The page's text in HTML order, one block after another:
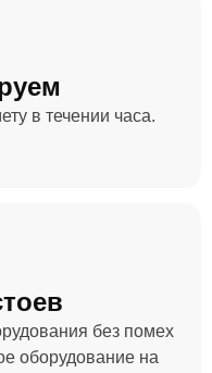
в течении часа.
без помех
оборудование на